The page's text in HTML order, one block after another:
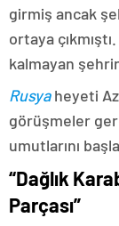
girmiş ancak
ortaya
kalmayan
Rusyaheyeti
görüşmeler
umutlarını
“Dağlık
Parçası”